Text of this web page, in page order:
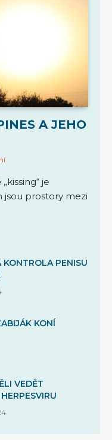
A JEHO
je
prostory mezi
KONTROLA PENISU
KONÍ
VEDĚT